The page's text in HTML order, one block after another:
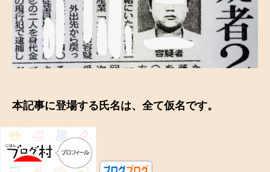
本記事に登場する氏名は、全て仮名です。